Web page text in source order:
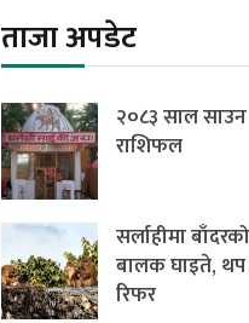
ताजा अपडेट
२०८३ साल
राशिफल
सर्लाहीमा
बालक घाइते, थप
रिफर